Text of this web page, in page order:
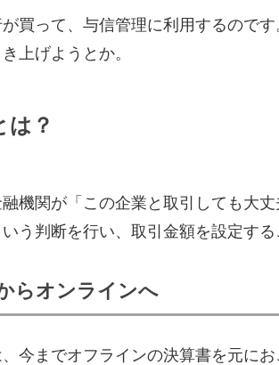
買って、与信管理に利用するので
上げようとか。
は？
機関が「この企業と取引しても大
う判断を行い、取引金額を設定する
らオンラインへ
今までオフラインの決算書を元に